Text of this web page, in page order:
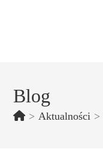
Blog
> Aktualności >